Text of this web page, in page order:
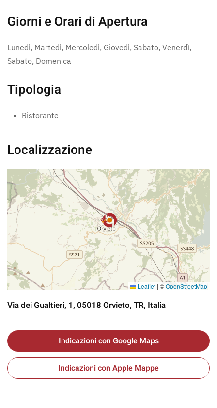
Giorni e Orari di Apertura
Lunedì, Martedì, Mercoledì, Giovedì, Sabato, Venerdì,
Sabato, Domenica
Tipologia
Ristorante
Localizzazione
Leaflet | ©OpenStreetMap
Via dei Gualtieri, 1, 05018 Orvieto, TR, Italia
Indicazioni con Google Maps
Indicazioni con Apple Mappe